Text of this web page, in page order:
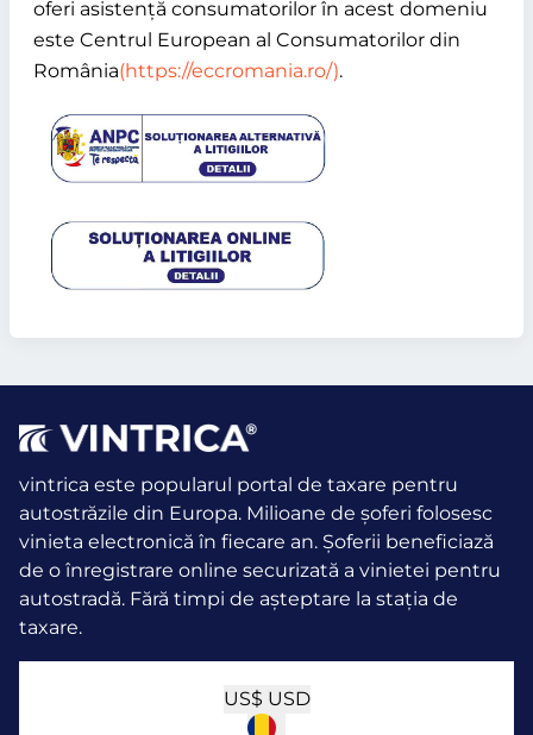
oferi asistență consumatorilor în acest domeniu
este Centrul European al Consumatorilor din
România(https://eccromania.ro/).
vintrica este popularul portal de taxare pentru
autostrăzile din Europa. Milioane de șoferi folosesc
vinieta electronică în fiecare an. Șoferii beneficiază
de o înregistrare online securizată a vinietei pentru
autostradă. Fără timpi de așteptare la stația de
taxare.
US$ USD